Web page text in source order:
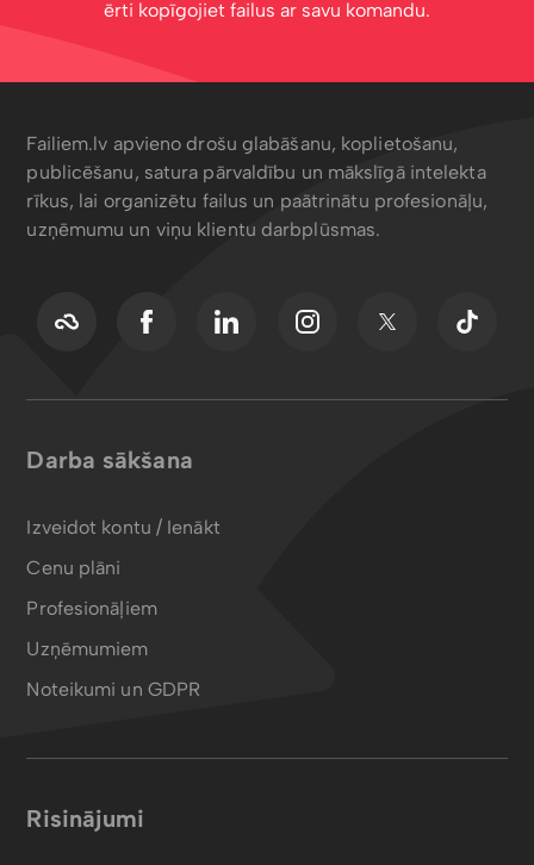
ērti kopīgojiet failus ar savu komandu.
Failiem.lv apvieno drošu glabāšanu, koplietošanu,
publicēšanu, satura pārvaldību un mākslīgā intelekta
rīkus, lai organizētu failus un paātrinātu profesionāļu,
uzņēmumu un viņu klientu darbplūsmas.
Darba sākšana
Izveidot kontu / Ienākt
Cenu plāni
Profesionāļiem
Uzņēmumiem
Noteikumi un GDPR
Risinājumi